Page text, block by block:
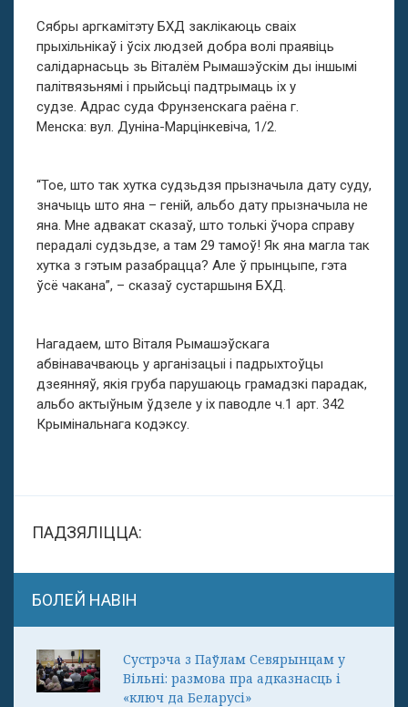
Сябры аргкамітэту БХД заклікаюць сваіх
прыхільнікаў і ўсіх людзей добра волі праявіць
салідарнасьць зь Віталём Рымашэўскім ды іншымі
палітвязьнямі і прыйсьці падтрымаць іх у
судзе. Адрас суда Фрунзенскага раёна г.
Менска: вул. Дуніна-Марцінкевіча, 1/2.
“Тое, што так хутка судзьдзя прызначыла дату суду,
значыць што яна – геній, альбо дату прызначыла не
яна. Мне адвакат сказаў, што толькі ўчора справу
перадалі судзьдзе, а там 29 тамоў! Як яна магла так
хутка з гэтым разабрацца? Але ў прынцыпе, гэта
ўсё чакана”, – сказаў сустаршыня БХД.
Нагадаем, што Віталя Рымашэўскага
абвінавачваюць у арганізацыі і падрыхтоўцы
дзеянняў, якія груба парушаюць грамадзкі парадак,
альбо актыўным ўдзеле у іх паводле ч.1 арт. 342
Крымінальнага кодэксу.
ПАДЗЯЛІЦЦА:
БОЛЕЙ НАВІН
Сустрэча з Паўлам Севярынцам у
Вільні: размова пра адказнасць і
«ключ да Беларусі»